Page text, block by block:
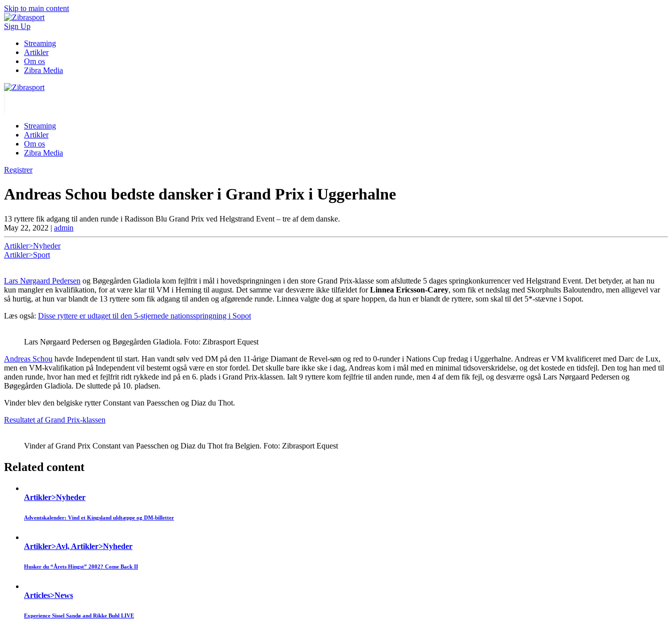
Skip to main content
Sign Up
Streaming
Artikler
Om os
Zibra Media
Streaming
Artikler
Om os
Zibra Media
Registrer
Andreas Schou bedste dansker i Grand Prix i Uggerhalne
13 ryttere fik adgang til anden runde i Radisson Blu Grand Prix ved Helgstrand Event – tre af dem danske.
May 22, 2022 | admin
Artikler>Nyheder
Artikler>Sport
Lars Nørgaard Pedersen og Bøgegården Gladiola kom fejlfrit i mål i hovedspringningen i den store Grand Prix-klasse som afsluttede 5 dages springkonkurrencer ved Helgstrand Event. Det betyder, at han nu
kun mangler en kvalifikation, for at være klar til VM i Herning til august. Det samme var desværre ikke tilfældet forLinnea Ericsson-Carey, som fik et nedslag med Skorphults Baloutendro, men alligevel var
så hurtig, at hun var blandt de 13 ryttere som fik adgang til anden og afgørende runde. Linnea valgte dog at spare hoppen, da hun er blandt de ryttere, som skal til det 5*-stævne i Sopot.
Læs også: Disse ryttere er udtaget til den 5-stjernede nationsspringning i Sopot
Lars Nørgaard Pedersen og Bøgegården Gladiola. Foto: Zibrasport Equest
Andreas Schou havde Independent til start. Han vandt sølv ved DM på den 11-årige Diamant de Revel-søn og red to 0-runder i Nations Cup fredag i Uggerhalne. Andreas er VM kvalificeret med Darc de Lux,
men en VM-kvalifikation på Independent vil bestemt også være en stor fordel. Det skulle bare ikke ske i dag, Andreas kom i mål med en minimal tidsoverskridelse, og det kostede en tidsfejl. Den tog han med til
anden runde, hvor han med et fejlfrit ridt rykkede ind på en 6. plads i Grand Prix-klassen. Ialt 9 ryttere kom fejlfrie til anden runde, men 4 af dem fik fejl, og desværre også Lars Nørgaard Pedersen og
Bøgegården Gladiola. De sluttede på 10. pladsen.
Vinder blev den belgiske rytter Constant van Paesschen og Diaz du Thot.
Resultatet af Grand Prix-klassen
Vinder af Grand Prix Constant van Paesschen og Diaz du Thot fra Belgien. Foto: Zibrasport Equest
Related content
Artikler>Nyheder
Adventskalender: Vind et Kingsland uldtæppe og DM-billetter
Artikler>Avl, Artikler>Nyheder
Husker du “Årets Hingst” 2002? Come Back II
Articles>News
Experience Sissel Sandø and Rikke Buhl LIVE